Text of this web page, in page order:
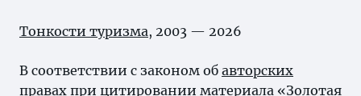
Тонкости туризма, 2003 — 2026
В соответствии с законом об авторских
правах при цитировании материала «Золотая